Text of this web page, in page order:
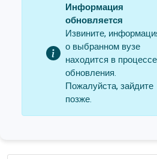
Информация
обновляется
Извините,
о выбранном вузе
находится в процессе
обновления.
Пожалуйста, зайдите
позже.